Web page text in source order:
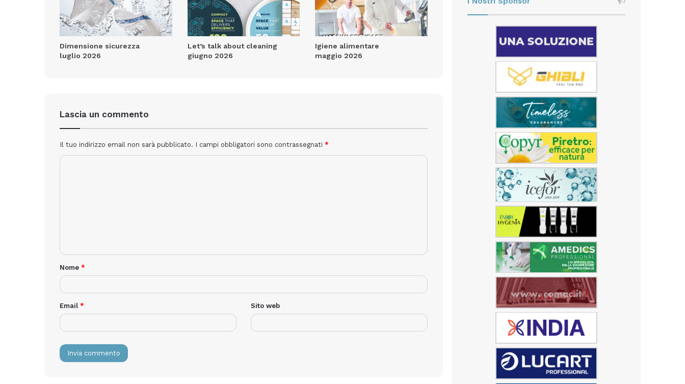
Dimensione sicurezza
luglio 2026
Let’s talk about cleaning
giugno 2026
Igiene alimentare
maggio 2026
Lascia un commento
Il tuo indirizzo email non sarà pubblicato. I campi obbligatori sono contrassegnati *
Nome *
Email * Sito web